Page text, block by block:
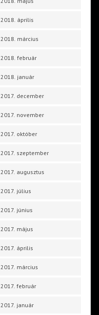
2018. április
2018. március
2018. február
2018. január
2017. december
2017. november
2017. október
2017. szeptember
2017. augusztus
2017. július
2017. június
2017. május
2017. április
2017. március
2017. február
2017. január